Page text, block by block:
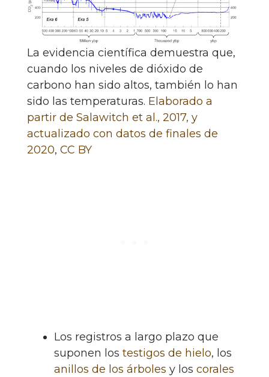
La evidencia científica demuestra que,
cuando los niveles de dióxido de
carbono han sido altos, también lo han
sido las temperaturas. Elaborado a
partir de Salawitch et al., 2017, y
actualizado con datos de finales de
2020, CC BY
Los registros a largo plazo que
suponen los testigos de hielo, los
anillos de los árboles y los corales